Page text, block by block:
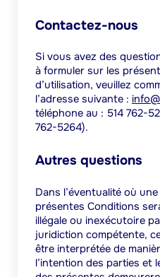
Contactez-nous
Si vous avez des
à formuler sur les
d’utilisation, veuillez
l’adresse suivante :
téléphone au : 514 762-
762-5264).
Autres questions
Dans l’éventualité où
présentes Conditions
illégale ou inexécutoire
juridiction compétente,
être interprétée de
l’intention des parties et